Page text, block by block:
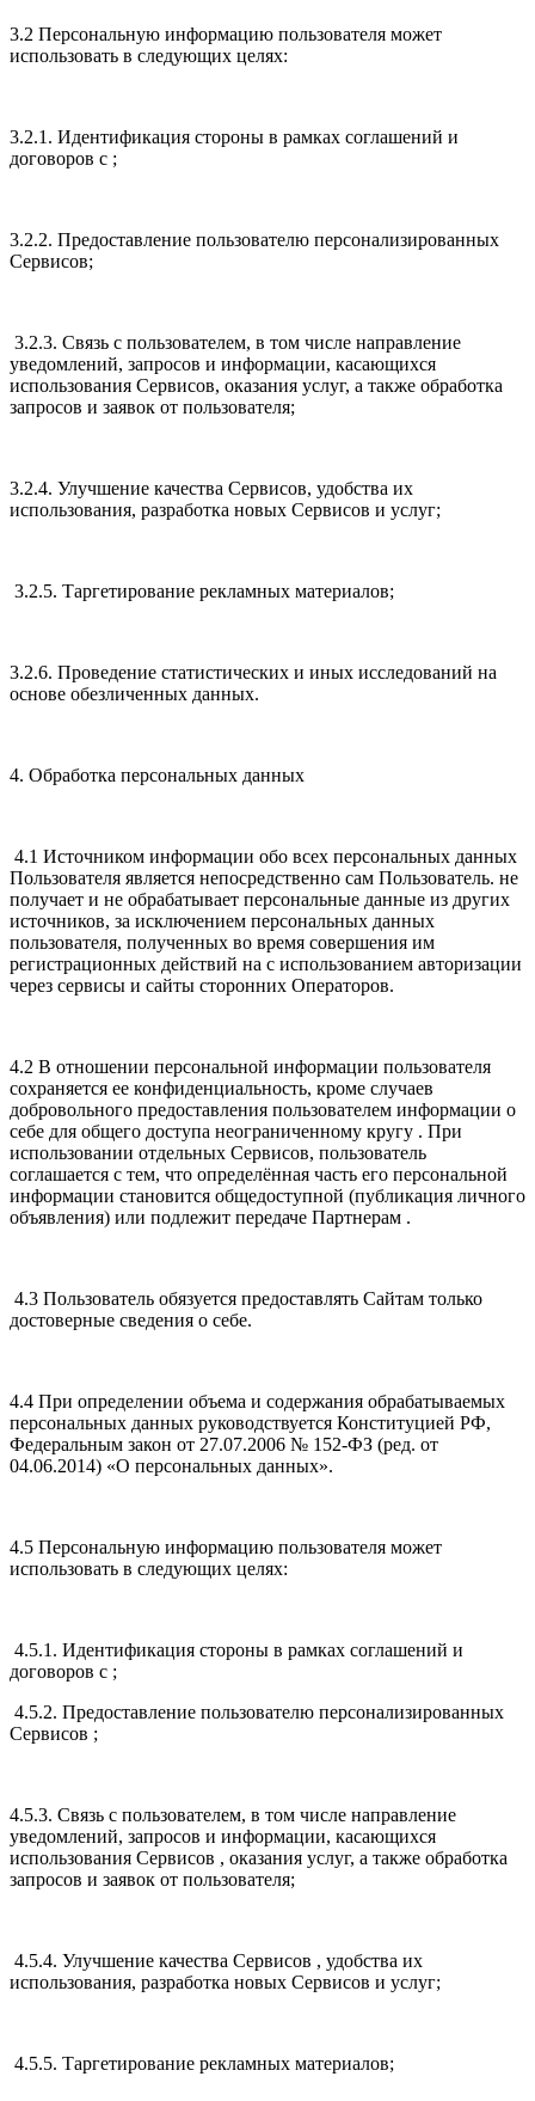
3.2 Персональную информацию пользователя может
использовать в следующих целях:
3.2.1. Идентификация стороны в рамках соглашений и
договоров с ;
3.2.2. Предоставление пользователю персонализированных
Сервисов;
3.2.3. Связь с пользователем, в том числе направление
уведомлений, запросов и информации, касающихся
использования Сервисов, оказания услуг, а также обработка
запросов и заявок от пользователя;
3.2.4. Улучшение качества Сервисов, удобства их
использования, разработка новых Сервисов и услуг;
3.2.5. Таргетирование рекламных материалов;
3.2.6. Проведение статистических и иных исследований на
основе обезличенных данных.
4. Обработка персональных данных
4.1 Источником информации обо всех персональных данных
Пользователя является непосредственно сам Пользователь. не
получает и не обрабатывает персональные данные из других
источников, за исключением персональных данных
пользователя, полученных во время совершения им
регистрационных действий на с использованием авторизации
через сервисы и сайты сторонних Операторов.
4.2 В отношении персональной информации пользователя
сохраняется ее конфиденциальность, кроме случаев
добровольного предоставления пользователем информации о
себе для общего доступа неограниченному кругу . При
использовании отдельных Сервисов, пользователь
соглашается с тем, что определённая часть его персональной
информации становится общедоступной (публикация личного
объявления) или подлежит передаче Партнерам .
4.3 Пользователь обязуется предоставлять Сайтам только
достоверные сведения о себе.
4.4 При определении объема и содержания обрабатываемых
персональных данных руководствуется Конституцией РФ,
Федеральным закон от 27.07.2006 № 152-ФЗ (ред. от
04.06.2014) «О персональных данных».
4.5 Персональную информацию пользователя может
использовать в следующих целях:
4.5.1. Идентификация стороны в рамках соглашений и
договоров с ;
4.5.2. Предоставление пользователю персонализированных
Сервисов ;
4.5.3. Связь с пользователем, в том числе направление
уведомлений, запросов и информации, касающихся
использования Сервисов , оказания услуг, а также обработка
запросов и заявок от пользователя;
4.5.4. Улучшение качества Сервисов , удобства их
использования, разработка новых Сервисов и услуг;
4.5.5. Таргетирование рекламных материалов;